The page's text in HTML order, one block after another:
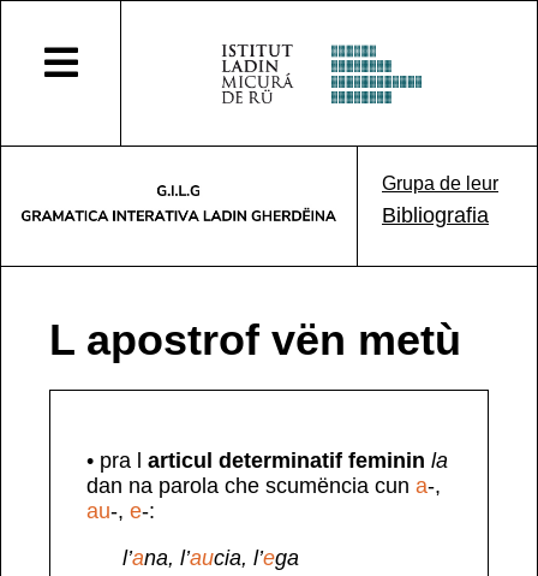
Grupa de leur
Bibliografia
L apostrof vën metù
• pra l articul determinatif feminin la
dan na parola che scumëncia cun a-,
au-, e-:
l’ana, l’aucia, l’ega